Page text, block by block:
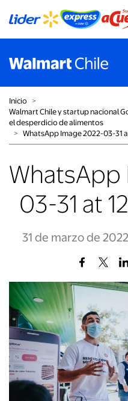
Inicio ˃
Walmart Chile y startup nacional
el desperdicio de alimentos
˃ WhatsApp Image 2022-03-31
WhatsApp
03-31 at
31 de marzo de 2022